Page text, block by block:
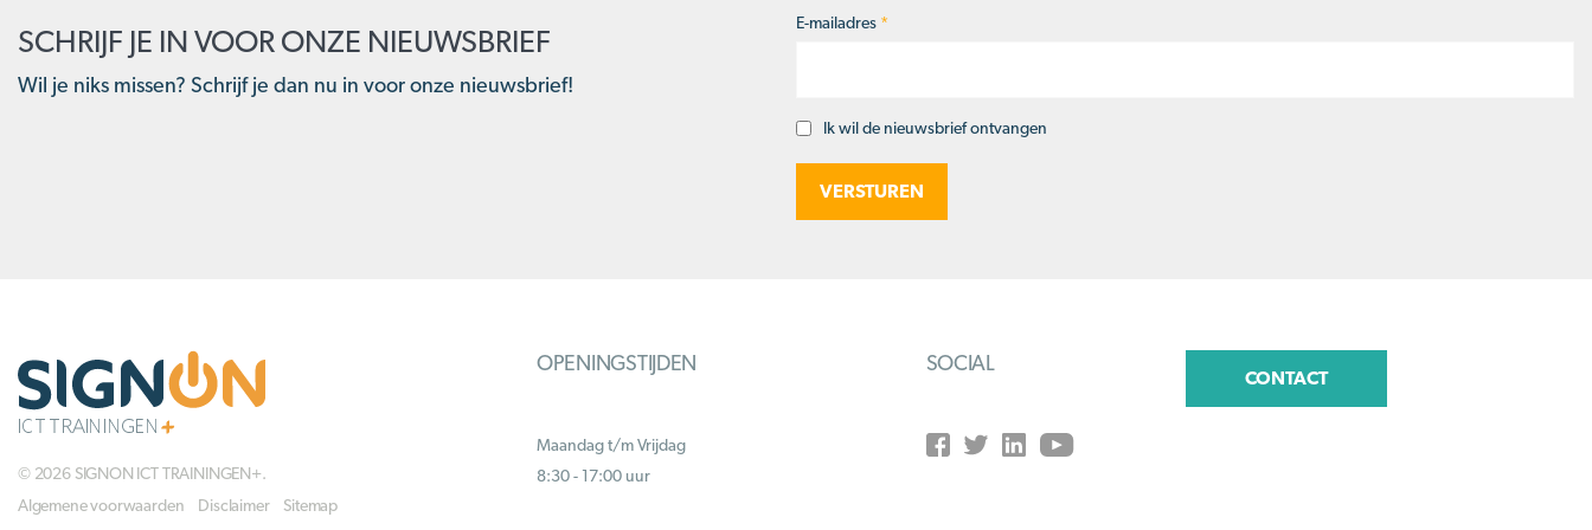
SCHRIJF JE IN VOOR ONZE NIEUWSBRIEF
Wil je niks missen? Schrijf je dan nu in voor onze nieuwsbrief!
E-mailadres *
Opt-Ik wil de nieuwsbrief ontvangen
© 2026 SIGNON ICT TRAININGEN+.
Algemene voorwaarden
Disclaimer Sitemap
OPENINGSTIJDEN
Maandag t/m Vrijdag
8:30 - 17:00 uur
SOCIAL
CONTACT